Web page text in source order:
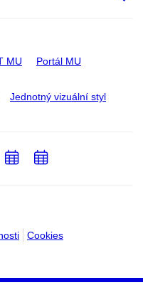
MU Portál MU
Jednotný vizuální styl
Cookies
PřidatPřidat